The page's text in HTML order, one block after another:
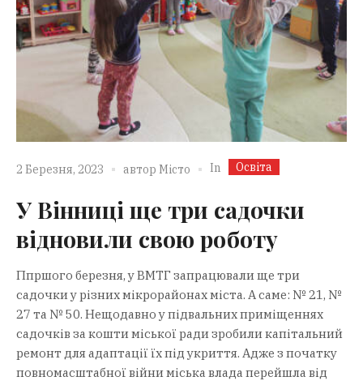
2 Березня, 2023 автор Місто In Освіта
У Вінниці ще три садочки
відновили свою роботу
Ппршого березня, у ВМТГ запрацювали ще три
садочки у різних мікрорайонах міста. А саме: № 21, №
27 та № 50. Нещодавно у підвальних приміщеннях
садочків за кошти міської ради зробили капітальний
ремонт для адаптації їх під укриття. Адже з початку
повномасштабної війни міська влада перейшла від